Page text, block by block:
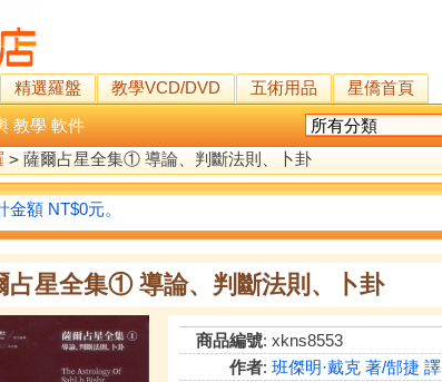
精選羅盤 教學VCD/DVD 五術用品
星僑首頁
教學 軟件
> 薩爾占星全集① 導論、判斷法則、卜卦
額 NT$0元。
占星全集① 導論、判斷法則、卜卦
商品編號: xkns8553
作者: 班傑明·戴克 著/郜捷 譯